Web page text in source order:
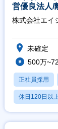
営優良法人/
有/完休2日/
株式会社エイ
未確定
500万
正社員採用
休日120日以
月残業20時間